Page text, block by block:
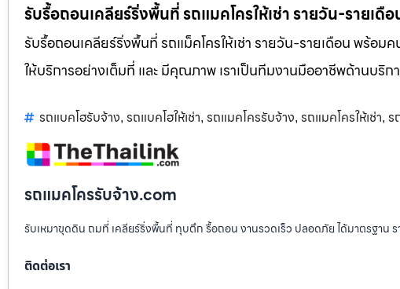
รับรื้อถอนเคลียร์ริ่งพื้นที่ รถแมคโครให้เช่า รายวัน-รายเ
รับรื้อถอนเคลียร์ริ่งพื้นที่ รถแม็คโครให้เช่า รายวัน-รายเดือน พร้อ
ให้บริการอย่างเต็มที่ และ มีคุณภาพ เราเป็นทีมงานมืออาชีพด้านบริก
รถแบคโฮรับจ้าง, รถแบคโฮให้เช่า, รถแมคโครรับจ้าง, รถแมคโครให้เช่า, ร
รถแมคโครรับจ้าง.com
รับเหมาขุดดิน ถมที่ เคลียร์ริ่งพื้นที่ ทุบตึก รื้อถอน งานรวดเร็ว ปลอดภัย ได้มาตรฐาน ร
ติดต่อเรา